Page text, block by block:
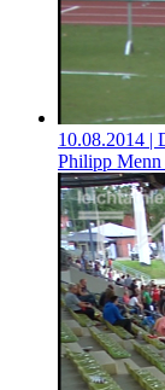
10.08.2014 |
Philipp Menn